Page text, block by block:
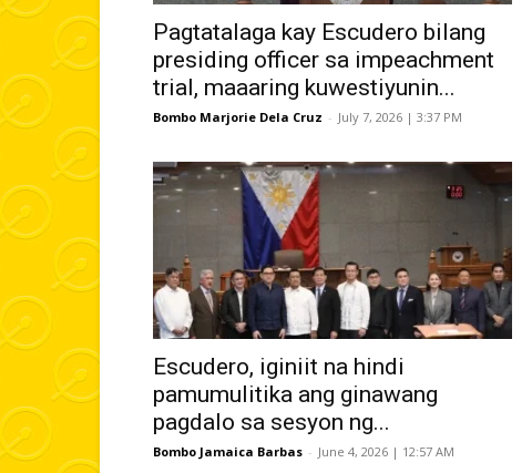
Pagtatalaga kay Escudero bilang
presiding officer sa impeachment
trial, maaaring kuwestiyunin...
Bombo Marjorie Dela Cruz - July 7, 2026 | 3:37 PM
Escudero, iginiit na hindi
pamumulitika ang ginawang
pagdalo sa sesyon ng...
Bombo Jamaica Barbas - June 4, 2026 | 12:57 AM